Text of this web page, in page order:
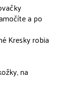
a po
Kresky robia
na